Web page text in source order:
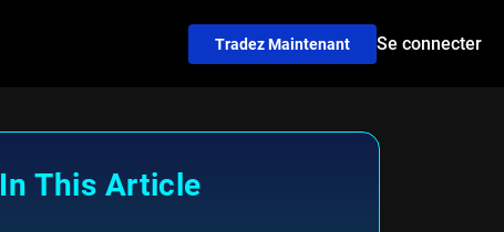
Tradez Maintenant Se connecter
In This Article